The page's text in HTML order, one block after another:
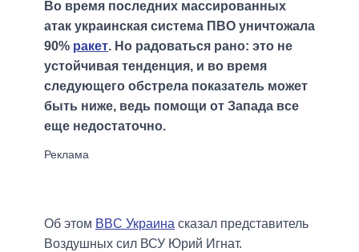
Во время последних массированных
атак украинская система ПВО уничтожала
90% ракет. Но радоваться рано: это не
устойчивая тенденция, и во время
следующего обстрела показатель может
быть ниже, ведь помощи от Запада все
еще недостаточно.
Об этом BBC Украина сказал представитель
Воздушных сил ВСУ Юрий Игнат.